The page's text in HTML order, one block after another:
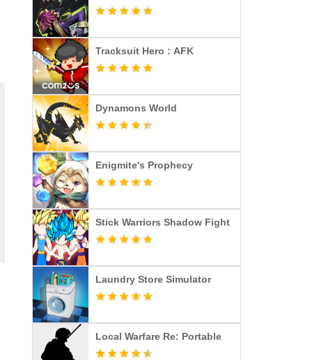
Tracksuit Hero : AFK
Dynamons World
Enigmite's Prophecy
Stick Warriors Shadow Fight
Laundry Store Simulator
Local Warfare Re: Portable